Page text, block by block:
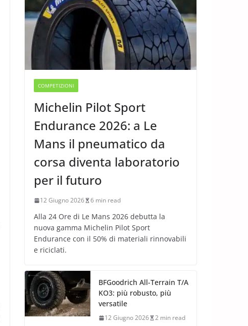
COMPETIZIONI
Michelin Pilot Sport
Endurance 2026: a Le
Mans il pneumatico da
corsa diventa laboratorio
per il futuro
12 Giugno 2026 6 min read
Alla 24 Ore di Le Mans 2026 debutta la
nuova gamma Michelin Pilot Sport
Endurance con il 50% di materiali rinnovabili
e riciclati.
BFGoodrich All-Terrain T/A
KO3: più robusto, più
versatile
12 Giugno 2026 2 min read